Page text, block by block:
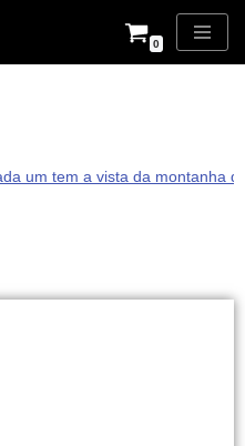
0
um tem a vista da montanha